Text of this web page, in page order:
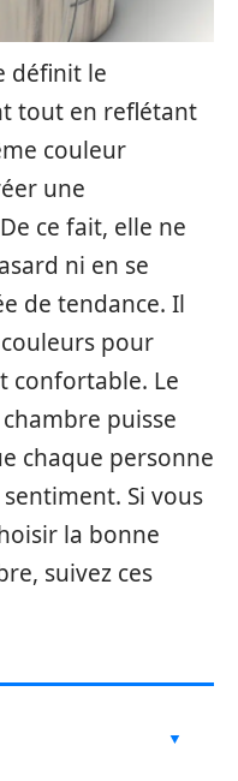
définit le
tout en reflétant
couleur
une
ce fait, elle ne
ni en se
de tendance. Il
pour
confortable. Le
puisse
chaque personne
Si vous
la bonne
suivez ces